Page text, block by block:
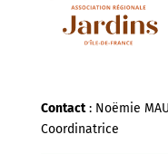
Contact: Noëmie
Coordinatrice